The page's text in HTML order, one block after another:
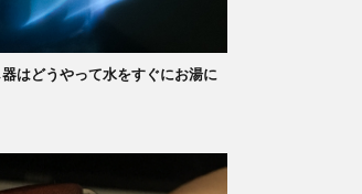
はどうやって水をすぐにお湯に